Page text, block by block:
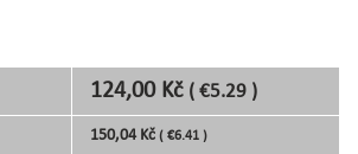
124,00 Kč ( €5.29 )
150,04 Kč ( €6.41 )